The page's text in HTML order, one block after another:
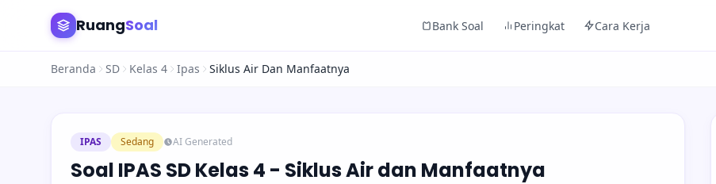
RuangSoal Bank Soal Peringkat Cara Kerja
Beranda SD Kelas 4 Ipas Siklus Air Dan Manfaatnya
IPAS Sedang AI Generated
Soal IPAS SD Kelas 4 - Siklus Air dan Manfaatnya